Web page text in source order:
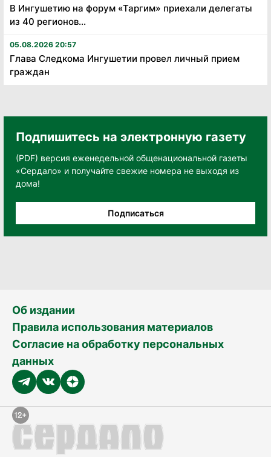
В Ингушетию на форум «Таргим» приехали делегаты
из 40 регионов...
05.08.2026 20:57
Глава Следкома Ингушетии провел личный прием
граждан
Подпишитесь на электронную газету
(PDF) версия еженедельной общенациональной газеты
«Сердало» и получайте свежие номера не выходя из
дома!
Подписаться
Об издании
Правила использования материалов
Согласие на обработку персональных
данных